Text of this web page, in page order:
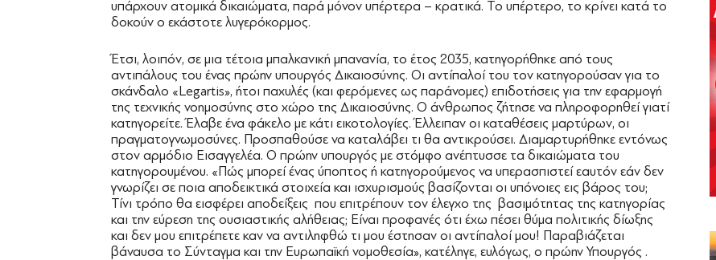
υπάρχουν ατομικά δικαιώματα, παρά μόνον υπέρτερα – κρατικά. Το υπέρτερο, το κρίνει κατά το
δοκούν ο εκάστοτε λυγερόκορμος.
Έτσι, λοιπόν, σε μια τέτοια μπαλκανική μπανανία, το έτος 2035, κατηγορήθηκε από τους
αντιπάλους του ένας πρώην υπουργός Δικαιοσύνης. Οι αντίπαλοί του τον κατηγορούσαν για το
σκάνδαλο «Legartis», ήτοι παχυλές (και φερόμενες ως παράνομες) επιδοτήσεις για την εφαρμογή
της τεχνικής νοημοσύνης στο χώρο της Δικαιοσύνης. Ο άνθρωπος ζήτησε να πληροφορηθεί γιατί
κατηγορείτε. Έλαβε ένα φάκελο με κάτι εικοτολογίες. Έλλειπαν οι καταθέσεις μαρτύρων, οι
πραγματογνωμοσύνες. Προσπαθούσε να καταλάβει τι θα αντικρούσει. Διαμαρτυρήθηκε εντόνως
στον αρμόδιο Εισαγγελέα. Ο πρώην υπουργός με στόμφο ανέπτυσσε τα δικαιώματα του
κατηγορουμένου. «Πώς μπορεί ένας ύποπτος ή κατηγορούμενος να υπερασπιστεί εαυτόν εάν δεν
γνωρίζει σε ποια αποδεικτικά στοιχεία και ισχυρισμούς βασίζονται οι υπόνοιες εις βάρος του;
Τίνι τρόπο θα εισφέρει αποδείξεις που επιτρέπουν τον έλεγχο της βασιμότητας της κατηγορίας
και την εύρεση της ουσιαστικής αλήθειας; Είναι προφανές ότι έχω πέσει θύμα πολιτικής δίωξης
και δεν μου επιτρέπετε καν να αντιληφθώ τι μου έστησαν οι αντίπαλοί μου! Παραβιάζεται
βάναυσα το Σύνταγμα και την Ευρωπαϊκή νομοθεσία», κατέληγε, ευλόγως, ο πρώην Υπουργός .